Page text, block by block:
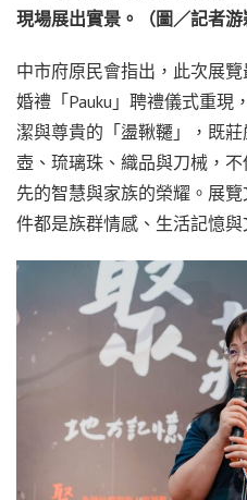
現場展出實景。（圖／記者游
中市府原民會指出，此次展
婚禮「Pauku」聘禮儀式重現
潔與尊貴的「盪鞦韆」，既
壺、琉璃珠、織品與刀械，
先的智慧與家族的榮耀。展
件都是族群情感、生活記憶與